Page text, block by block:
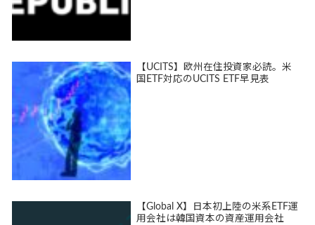
【UCITS】欧州在住投資家必読。米
国ETF対応のUCITS ETF早見表
【Global X】日本初上陸の米系ETF運
用会社は韓国資本の資産運用会社